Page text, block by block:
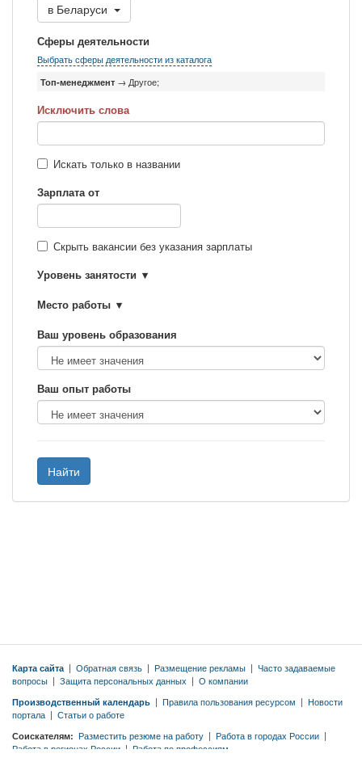
в Беларуси
Сферы деятельности
Выбрать сферы деятельности из каталога
Топ-менеджмент → Другое;
Исключить слова
Искать только в названии
Зарплата от
Скрыть вакансии без указания зарплаты
Уровень занятости
Место работы
Ваш уровень образования
Ваш опыт работы
Найти
Карта сайта | Обратная связь | Размещение рекламы | Часто задаваемые
вопросы | Защита персональных данных | О компании
Производственный календарь | Правила пользования ресурсом | Новости
портала | Статьи о работе
Соискателям: Разместить резюме на работу | Работа в городах России |
Работа в регионах России | Работа по профессиям